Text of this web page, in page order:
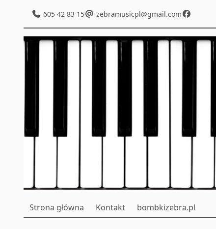
605 42 83 15 zebramusicpl@gmail.com
Strona główna Kontakt bombkizebra.pl